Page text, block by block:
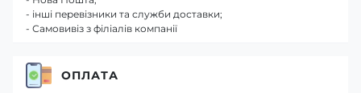
- інші перевізники та служби доставки;
- Самовивіз з філіалів компанії
ОПЛАТА